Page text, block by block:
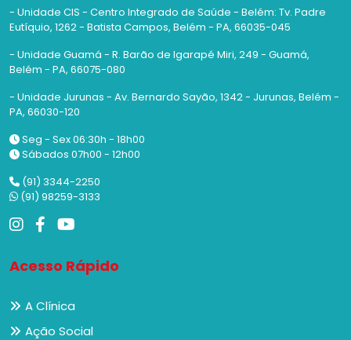
- Unidade CIS - Centro Integrado de Saúde - Belém: Tv. Padre
Eutíquio, 1262 - Batista Campos, Belém - PA, 66035-045
- Unidade Guamá - R. Barão de Igarapé Miri, 249 - Guamá,
Belém - PA, 66075-080
- Unidade Jurunas - Av. Bernardo Sayão, 1342 - Jurunas, Belém -
PA, 66030-120
Seg - Sex 06:30h - 18h00
Sábados 07h00 - 12h00
(91) 3344-2250
(91) 98259-3133
Acesso Rápido
A Clínica
Ação Social